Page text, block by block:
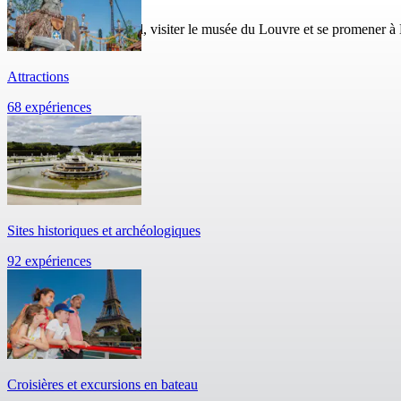
Grimper à la Tour Eiffel, visiter le musée du Louvre et se promener à
Attractions
68 expériences
Sites historiques et archéologiques
92 expériences
Croisières et excursions en bateau